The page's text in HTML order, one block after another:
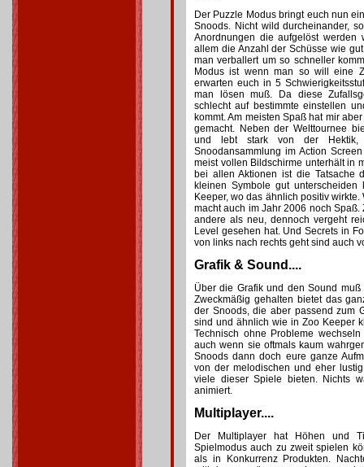
Der Puzzle Modus bringt euch nun
Snoods. Nicht wild durcheinander,
Anordnungen die aufgelöst werden
allem die Anzahl der Schüsse wie
man verballert um so schneller
Modus ist wenn man so will eine
erwarten euch in 5
man lösen muß. Da diese
schlecht auf bestimmte einstellen
kommt. Am meisten Spaß hat mir
gemacht. Neben der Welttournee
und lebt stark von der
Snoodansammlung im Action
meist vollen Bildschirme unterhält in
bei allen Aktionen ist die Tatsache
kleinen Symbole gut
Keeper, wo das ähnlich positiv
macht auch im Jahr 2006 noch
andere als neu, dennoch vergeht
Level gesehen hat. Und Secrets in
von links nach rechts geht sind auch
Grafik & Sound....
Über die Grafik und den Sound
Zweckmäßig gehalten bietet das
der Snoods, die aber passend zum
sind und ähnlich wie in Zoo Keeper
Technisch ohne Probleme
auch wenn sie oftmals kaum
Snoods dann doch eure ganze
von der melodischen und eher
viele dieser Spiele bieten. Nichts
animiert.
Multiplayer....
Der Multiplayer hat Höhen und
Spielmodus auch zu zweit spielen
als in Konkurrenz Produkten.